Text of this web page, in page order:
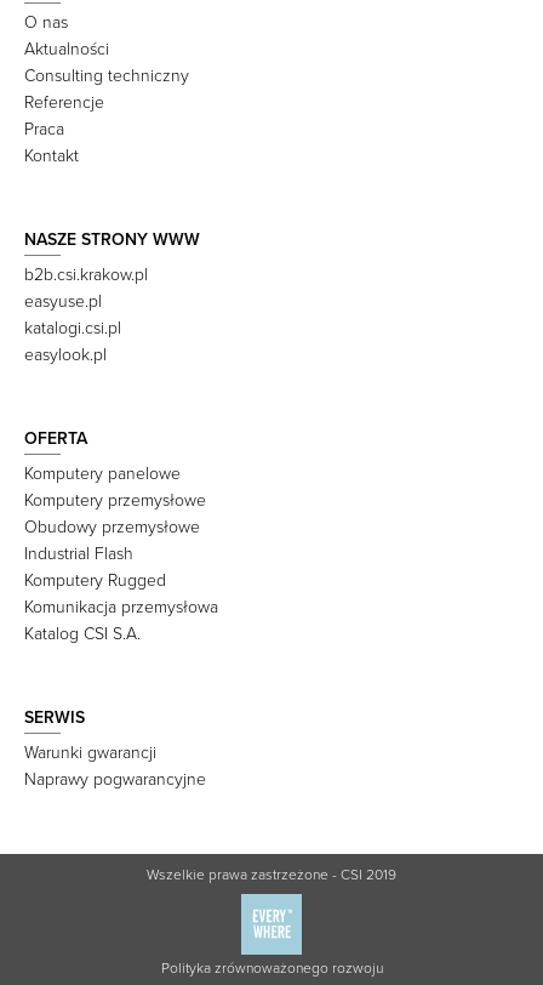
O nas
Aktualności
Consulting techniczny
Referencje
Praca
Kontakt
NASZE STRONY WWW
b2b.csi.krakow.pl
easyuse.pl
katalogi.csi.pl
easylook.pl
OFERTA
Komputery panelowe
Komputery przemysłowe
Obudowy przemysłowe
Industrial Flash
Komputery Rugged
Komunikacja przemysłowa
Katalog CSI S.A.
SERWIS
Warunki gwarancji
Naprawy pogwarancyjne
Wszelkie prawa zastrzeżone - CSI 2019
Polityka zrównoważonego rozwoju